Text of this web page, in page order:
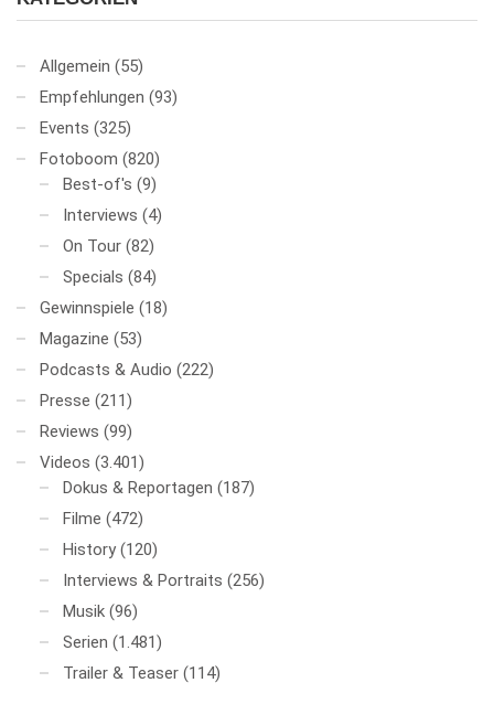
Allgemein (55)
Empfehlungen (93)
Events (325)
Fotoboom (820)
Best-of's (9)
Interviews (4)
On Tour (82)
Specials (84)
Gewinnspiele (18)
Magazine (53)
Podcasts & Audio (222)
Presse (211)
Reviews (99)
Videos (3.401)
Dokus & Reportagen (187)
Filme (472)
History (120)
Interviews & Portraits (256)
Musik (96)
Serien (1.481)
Trailer & Teaser (114)